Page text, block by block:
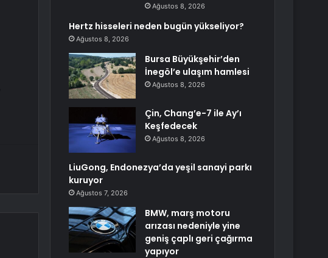
Ağustos 8, 2026
Hertz hisseleri neden bugün yükseliyor?
Ağustos 8, 2026
Bursa Büyükşehir’den
İnegöl’e ulaşım hamlesi
Ağustos 8, 2026
Çin, Chang’e-7 ile Ay’ı
Keşfedecek
Ağustos 8, 2026
LiuGong, Endonezya’da yeşil sanayi parkı
kuruyor
Ağustos 7, 2026
BMW, marş motoru
arızası nedeniyle yine
geniş çaplı geri çağırma
yapıyor